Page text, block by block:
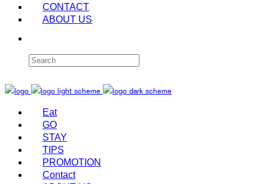
CONTACT
ABOUT US
Eat
GO
STAY
TIPS
PROMOTION
Contact